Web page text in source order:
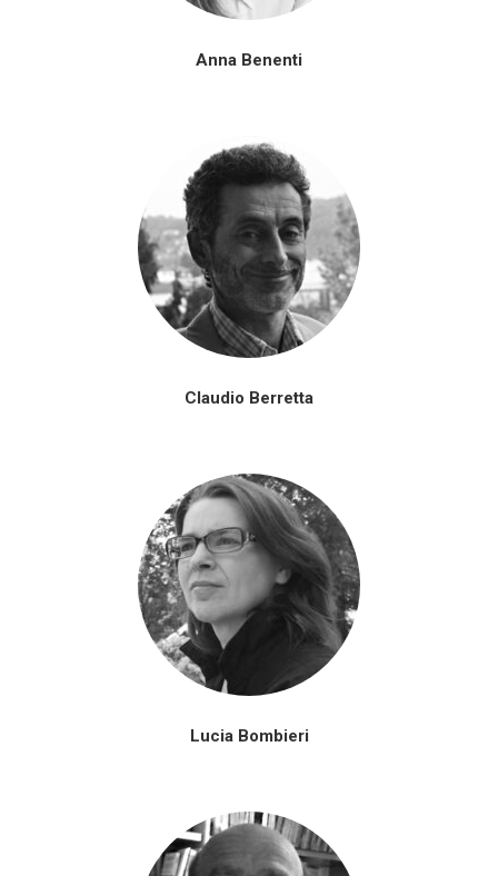
Anna Benenti
Claudio Berretta
Lucia Bombieri